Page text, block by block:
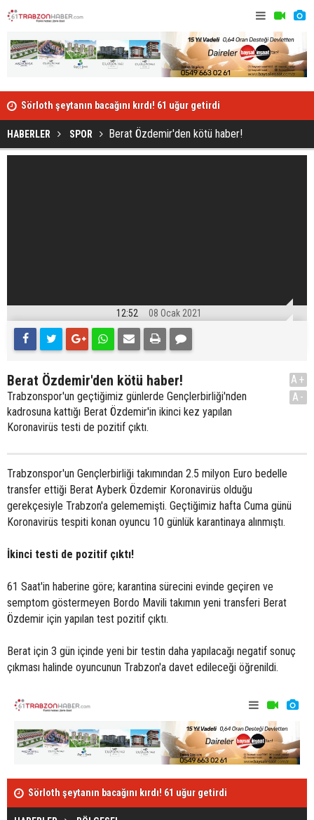
Sörloth şeytanın bacağını kırdı! 61 uğur getirdi
HABERLER SPOR Berat Özdemir'den kötü haber!
12:52 08 Ocak 2021
Berat Özdemir'den kötü haber!
Trabzonspor'un geçtiğimiz günlerde Gençlerbirliği'nden
kadrosuna kattığı Berat Özdemir'in ikinci kez yapılan
Koronavirüs testi de pozitif çıktı.
A+
A-
Trabzonspor'un Gençlerbirliği takımından 2.5 milyon Euro bedelle
transfer ettiği Berat Ayberk Özdemir Koronavirüs olduğu
gerekçesiyle Trabzon'a gelememişti. Geçtiğimiz hafta Cuma günü
Koronavirüs tespiti konan oyuncu 10 günlük karantinaya alınmıştı.
İkinci testi de pozitif çıktı!
61 Saat'in haberine göre; karantina sürecini evinde geçiren ve
semptom göstermeyen Bordo Mavili takımın yeni transferi Berat
Özdemir için yapılan test pozitif çıktı.
Berat için 3 gün içinde yeni bir testin daha yapılacağı negatif sonuç
çıkması halinde oyuncunun Trabzon'a davet edileceği öğrenildi.
Sörloth şeytanın bacağını kırdı! 61 uğur getirdi